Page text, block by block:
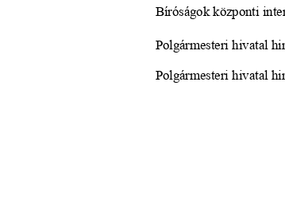
Bíróságok
Polgármesteri